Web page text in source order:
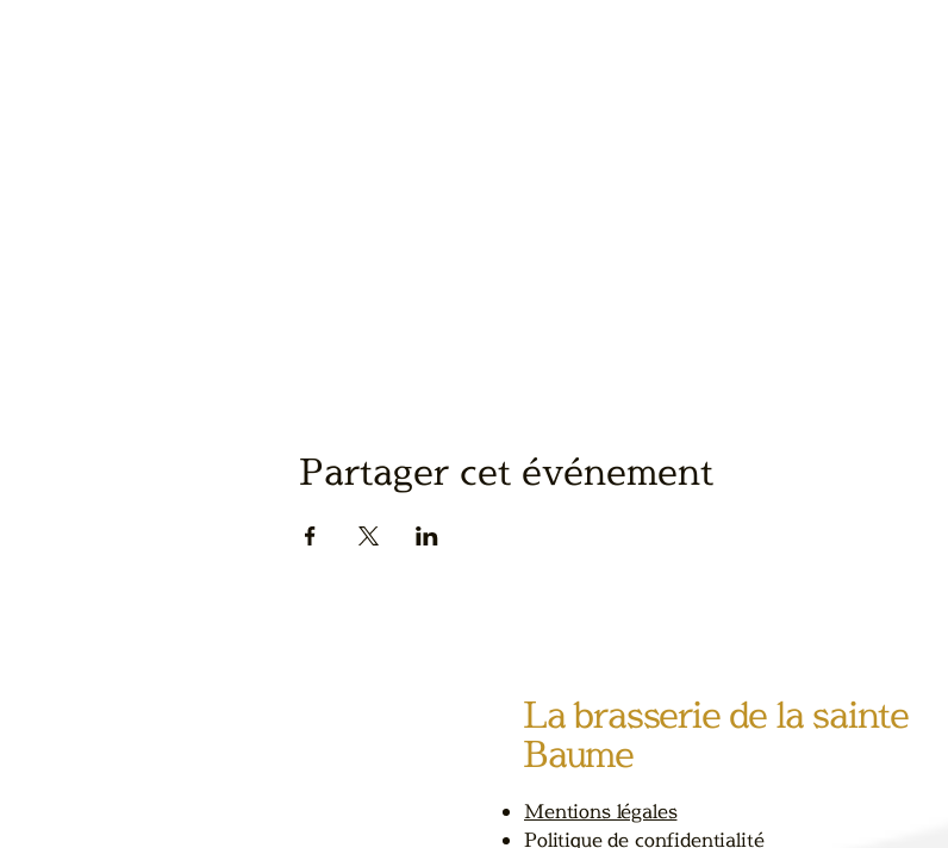
Partager cet événement
La brasserie de la sainte
Baume
Mentions légales
Politique de confidentialité